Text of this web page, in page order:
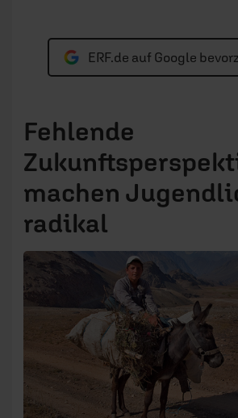
ERF.de auf Google
Fehlende
machen
radikal